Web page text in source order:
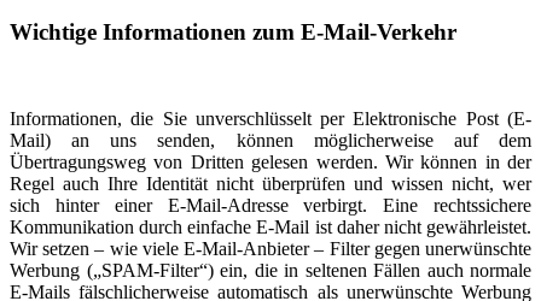
Wichtige Informationen zum E-Mail-Verkehr
Informationen, die Sie unverschlüsselt per Elektronische Post (E-
Mail) an uns senden, können möglicherweise auf dem
Übertragungsweg von Dritten gelesen werden. Wir können in der
Regel auch Ihre Identität nicht überprüfen und wissen nicht, wer
sich hinter einer E-Mail-Adresse verbirgt. Eine rechtssichere
Kommunikation durch einfache E-Mail ist daher nicht gewährleistet.
Wir setzen – wie viele E-Mail-Anbieter – Filter gegen unerwünschte
Werbung („SPAM-Filter“) ein, die in seltenen Fällen auch normale
E-Mails fälschlicherweise automatisch als unerwünschte Werbung